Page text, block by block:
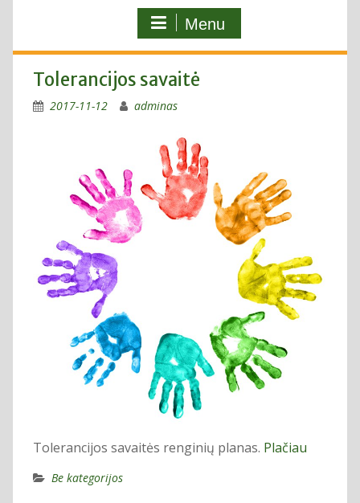
Menu
Tolerancijos savaitė
2017-11-12 adminas
Tolerancijos savaitės renginių planas. Plačiau
Be kategorijos